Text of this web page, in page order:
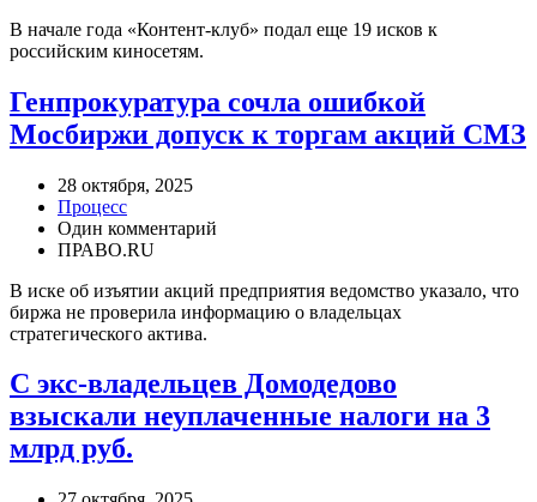
В начале года «Контент-клуб» подал еще 19 исков к
российским киносетям.
Генпрокуратура сочла ошибкой
Мосбиржи допуск к торгам акций СМЗ
28 октября, 2025
Процесс
Один комментарий
ПРАВО.RU
В иске об изъятии акций предприятия ведомство указало, что
биржа не проверила информацию о владельцах
стратегического актива.
С экс-владельцев Домодедово
взыскали неуплаченные налоги на 3
млрд руб.